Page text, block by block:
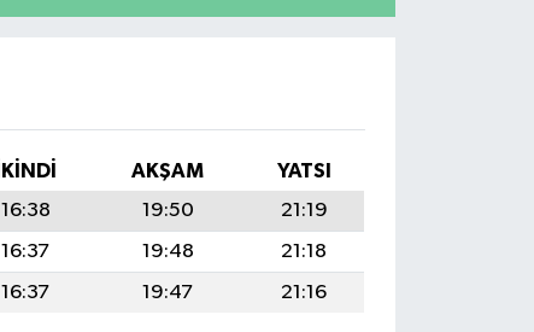
İKINDI AKŞAM
YATSI
16:38 19:50
21:19
16:37 19:48
21:18
16:37 19:47 21:16